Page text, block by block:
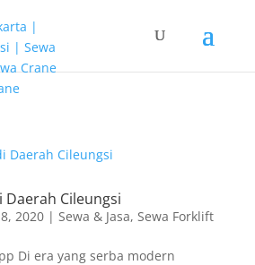
Daerah Cileungsi
2020| Sewa & Jasa, Sewa Forklift
Di era yang serba modern